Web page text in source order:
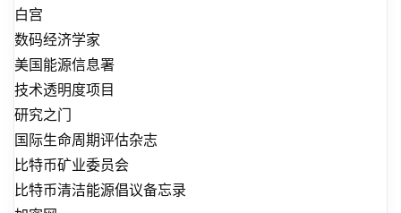
白宫
数码经济学家
美国能源信息署
技术透明度项目
研究之门
国际生命周期评估杂志
比特币矿业委员会
比特币清洁能源倡议备忘录